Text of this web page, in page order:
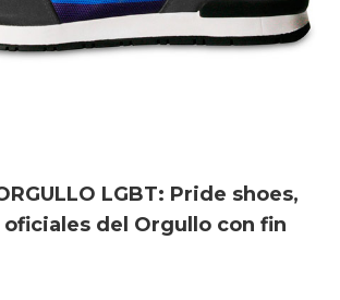
LGBT: Pride shoes,
oficiales del Orgullo con fin